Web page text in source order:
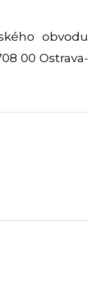
obvodu
00 Ostrava-